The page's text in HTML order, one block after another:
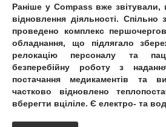
Раніше у Compass вже звітували,
відновлення діяльності.
проведено комплекс
обладнання, що підлягало
релокацію персоналу та
безперебійну роботу з
постачання медикаментів та
частково відновлено
вберегти вціліле. Є електро- та